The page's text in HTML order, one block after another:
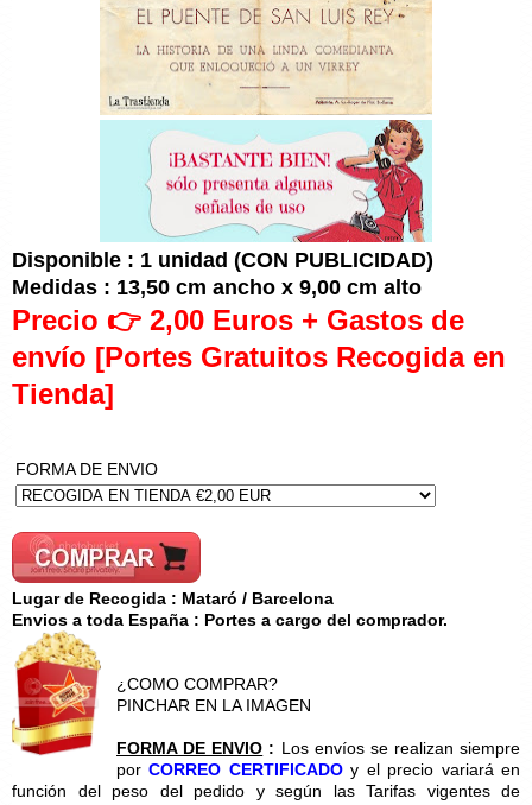
Disponible : 1 unidad (CON PUBLICIDAD)
Medidas : 13,50 cm ancho x 9,00 cm alto
Precio 👉 2,00 Euros + Gastos de
envío [Portes Gratuitos Recogida en
Tienda]
FORMA DE ENVIO
Lugar de Recogida : Mataró / Barcelona
Envios a toda España : Portes a cargo del comprador.
¿COMO COMPRAR?
PINCHAR EN LA IMAGEN
FORMA DE ENVIO : Los envíos se realizan siempre
porCORREO CERTIFICADOy el precio variará en
función del peso del pedido y según las Tarifas vigentes de